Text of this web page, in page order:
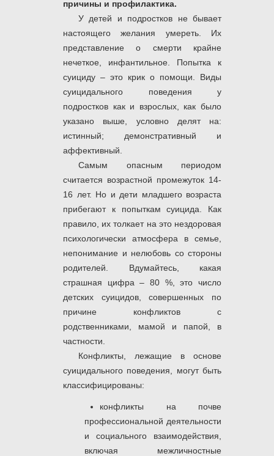
причины и профилактика.
У детей и подростков не бывает
настоящего желания умереть. Их
представление о смерти крайне
нечеткое, инфантильное. Попытка к
суициду ‒ это крик о помощи. Виды
суицидального поведения у
подростков как и взрослых, как было
указано выше, условно делят на:
истинный; демонстративный и
аффективный.
Самым опасным периодом
считается возрастной промежуток 14-
16 лет. Но и дети младшего возраста
прибегают к попыткам суицида. Как
правило, их толкает на это нездоровая
психологически атмосфера в семье,
непонимание и нелюбовь со стороны
родителей. Вдумайтесь, какая
страшная цифра ‒ 80 %, это число
детских суицидов, совершенных по
причине конфликтов с
родственниками, мамой и папой, в
частности.
Конфликты, лежащие в основе
суицидального поведения, могут быть
классифицированы:
конфликты на почве
профессиональной деятельности
и социального взаимодействия,
включая межличностные